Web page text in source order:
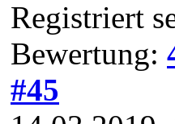
Registriert
Bewertung:
#45